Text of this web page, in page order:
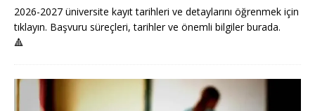
2026-2027 üniversite kayıt tarihleri ve detaylarını öğrenmek için
tıklayın. Başvuru süreçleri, tarihler ve önemli bilgiler burada.
🔺